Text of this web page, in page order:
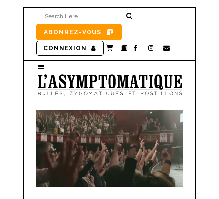
ABONNEZ-VOUS
CONNEXION